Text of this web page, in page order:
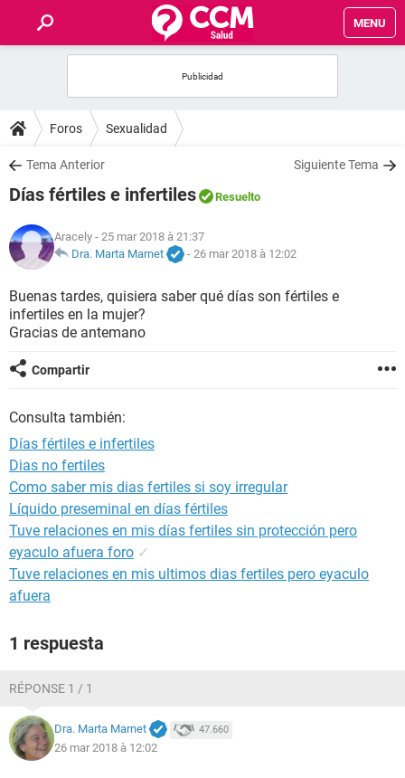
MENU
FORUMS
SALUD
NUTRICIÓN
BIENESTAR
Foros Sexualidad
Tema Anterior Siguiente Tema
Días fértiles e infertiles Resuelto
Aracely - 25 mar 2018 à 21:37
Dra. Marta Marnet
- 26 mar 2018 à 12:02
Buenas tardes, quisiera saber qué días son fértiles e
infertiles en la mujer?
Gracias de antemano
Compartir
Consulta también:
Días fértiles e infertiles
Dias no fertiles
Como saber mis dias fertiles si soy irregular
Líquido preseminal en días fértiles
Tuve relaciones en mis días fertiles sin protección pero
eyaculo afuera foro ✓
Tuve relaciones en mis ultimos dias fertiles pero eyaculo
afuera
1 respuesta
RÉPONSE 1 / 1
Dra. Marta Marnet 47.660
26 mar 2018 à 12:02